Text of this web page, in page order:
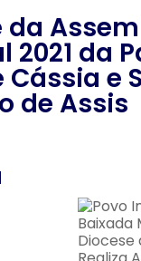
da
2021 da
Cássia e
de Assis